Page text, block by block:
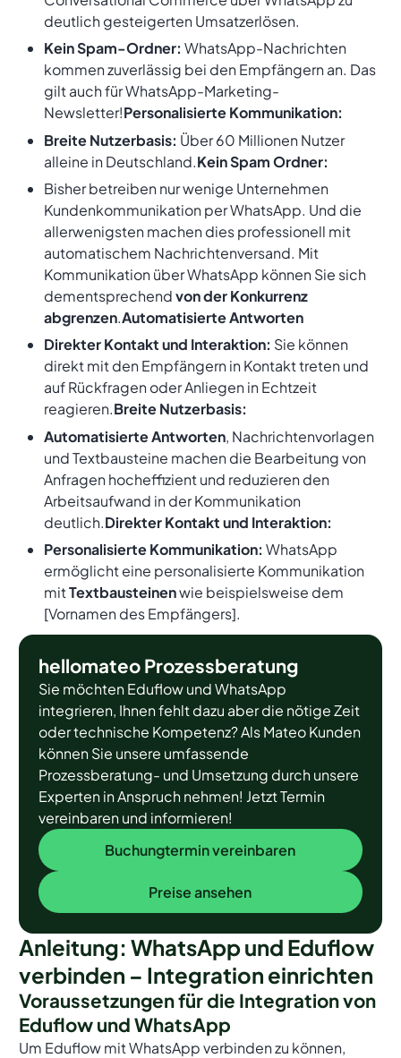
deutlich gesteigerten Umsatzerlösen.
Kein Spam-Ordner: WhatsApp-Nachrichten
kommen zuverlässig bei den Empfängern an. Das
gilt auch für WhatsApp-Marketing-
Newsletter!Personalisierte Kommunikation:
Breite Nutzerbasis: Über 60 Millionen Nutzer
alleine in Deutschland.Kein Spam Ordner:
Bisher betreiben nur wenige Unternehmen
Kundenkommunikation per WhatsApp. Und die
allerwenigsten machen dies professionell mit
automatischem Nachrichtenversand. Mit
Kommunikation über WhatsApp können Sie sich
dementsprechendvon der Konkurrenz
abgrenzen.Automatisierte Antworten
Direkter Kontakt und Interaktion: Sie können
direkt mit den Empfängern in Kontakt treten und
auf Rückfragen oder Anliegen in Echtzeit
reagieren.Breite Nutzerbasis:
Automatisierte Antworten, Nachrichtenvorlagen
und Textbausteine machen die Bearbeitung von
Anfragen hocheffizient und reduzieren den
Arbeitsaufwand in der Kommunikation
deutlich.Direkter Kontakt und Interaktion:
Personalisierte Kommunikation: WhatsApp
ermöglicht eine personalisierte Kommunikation
mitTextbausteinenwie beispielsweise dem
[Vornamen des Empfängers].
hellomateo Prozessberatung
Sie möchten Eduflow und WhatsApp
integrieren, Ihnen fehlt dazu aber die nötige Zeit
oder technische Kompetenz? Als Mateo Kunden
können Sie unsere umfassende
Prozessberatung- und Umsetzung durch unsere
Experten in Anspruch nehmen! Jetzt Termin
vereinbaren und informieren!
Buchungtermin vereinbaren
Buchungtermin vereinbaren
Preise ansehen
Preise ansehen
Anleitung: WhatsApp und Eduflow
verbinden – Integration einrichten
Voraussetzungen für die Integration von
Eduflow und WhatsApp
Um Eduflow mit WhatsApp verbinden zu können,